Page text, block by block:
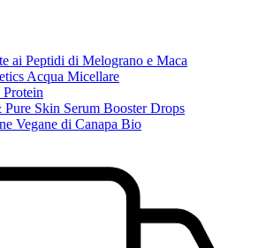
ai Peptidi di Melograno e Maca
Acqua Micellare
Protein
Pure Skin Serum Booster Drops
Vegane di Canapa Bio